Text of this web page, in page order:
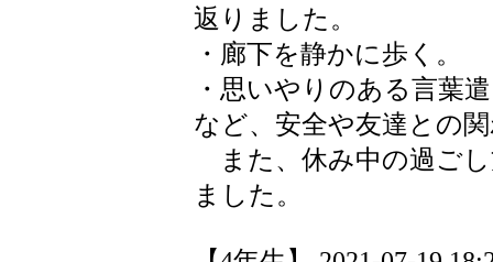
返りました。
・廊下を静かに歩く。
・思いやりのある言葉
など、安全や友達との
また、休み中の過ご
ました。